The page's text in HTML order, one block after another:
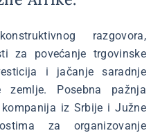
razgovora,
za povećanje trgovinske
i jačanje saradnje
zemlje. Posebna pažnja
iz Srbije i Južne
za organizovanje